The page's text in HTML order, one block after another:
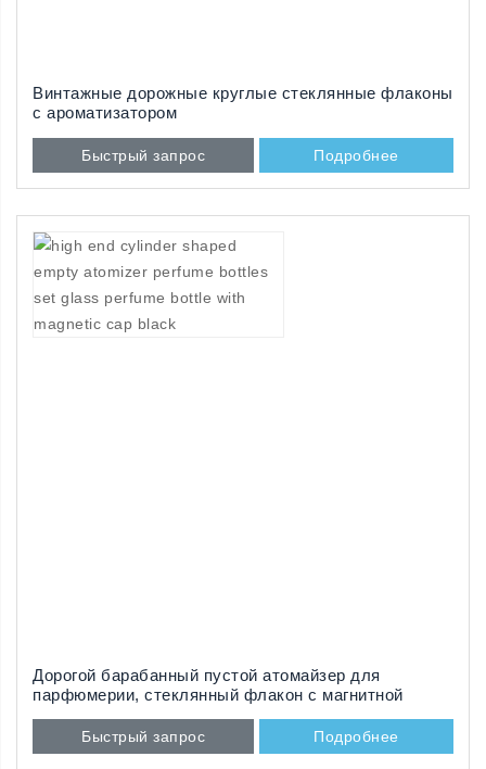
Винтажные дорожные круглые стеклянные флаконы
с ароматизатором
Быстрый запрос Подробнее
Дорогой барабанный пустой атомайзер для
парфюмерии, стеклянный флакон с магнитной
Быстрый запрос Подробнее